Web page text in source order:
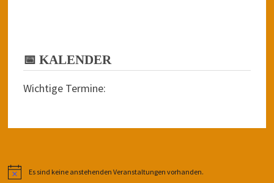
📅 KALENDER
Wichtige Termine:
HinweisEs sind keine anstehenden Veranstaltungen vorhanden.